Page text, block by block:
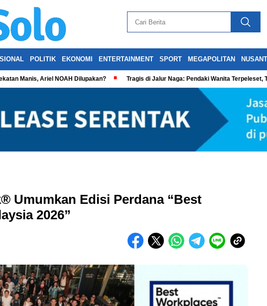
POLITIK EKONOMI ENTERTAINMENT SPORT MEGAPOLITAN
Manis, Ariel NOAH Dilupakan? Tragis di Jalur Naga: Pendaki Wanita Terpeleset,
Umumkan Edisi Perdana “Best
2026”